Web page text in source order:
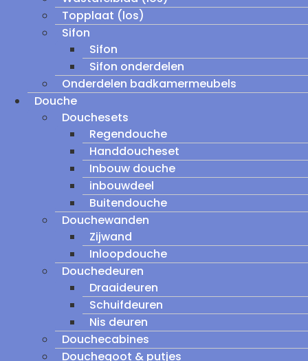
Topplaat (los)
Sifon
Sifon
Sifon onderdelen
Onderdelen badkamermeubels
Douche
Douchesets
Regendouche
Handdoucheset
Inbouw douche
inbouwdeel
Buitendouche
Douchewanden
Zijwand
Inloopdouche
Douchedeuren
Draaideuren
Schuifdeuren
Nis deuren
Douchecabines
Douchegoot & putjes